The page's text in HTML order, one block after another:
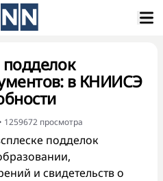
в КНИИСЭ
• 1259672 просмотра
подделок
и свидетельств о